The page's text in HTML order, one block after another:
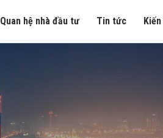
Quan hệ nhà đầu tư Tin tức